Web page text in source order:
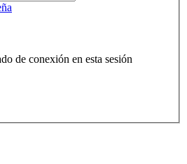
de conexión en esta sesión